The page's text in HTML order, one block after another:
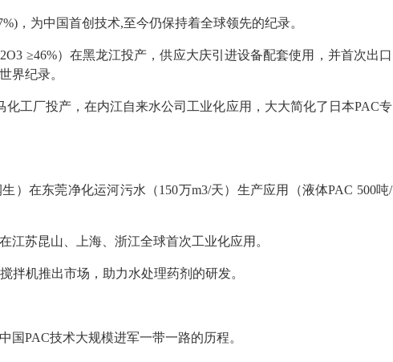
，为中国首创 技术,至今仍保持着全球领先的纪录。
≥46%）在黑龙江投产，供应大庆引进设备配套使用，并首次出口
界纪录。
化工厂投产，在内江自来水公司工业化应用，大大简化了日本PAC专
）在东莞净化运河污水（150万m3/天）生产应用（液体PAC 500吨/
江苏昆山、上海、浙江全球首次工业化应用。
拌机推出市场，助力水处理药剂的研发。
国PAC技术大规模进军一带一路的历程。